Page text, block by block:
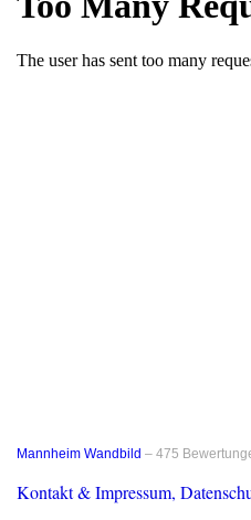
Mannheim Wandbild – 475
Kontakt & Impressum,